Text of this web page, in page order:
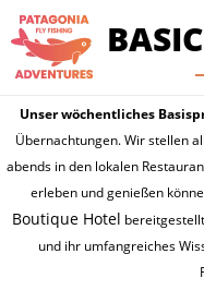
Unser wöchentliches
Übernachtungen. Wir stellen
abends in den lokalen
erleben und genießen
Boutique Hotel
und ihr umfangreiches